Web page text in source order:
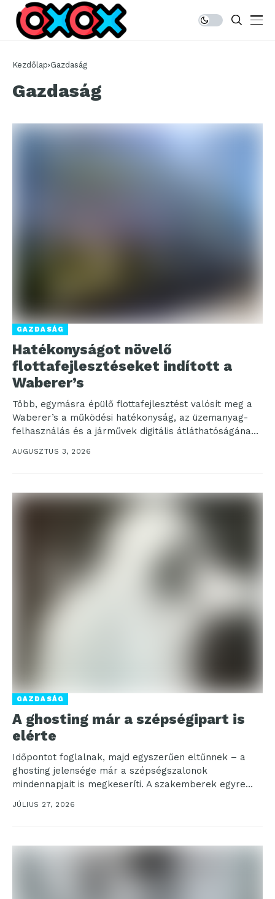
Kezdőlap Gazdaság
Gazdaság
GAZDASÁG
Hatékonyságot növelő
flottafejlesztéseket indított a
Waberer’s
Több, egymásra épülő flottafejlesztést valósít meg a
Waberer’s a működési hatékonyság, az üzemanyag-
felhasználás és a járművek digitális átláthatóságának
AUGUSZTUS 3, 2026
GAZDASÁG
A ghosting már a szépségipart is
elérte
Időpontot foglalnak, majd egyszerűen eltűnnek – a
ghosting jelensége már a szépségszalonok
mindennapjait is megkeseríti. A szakemberek egyre
tehetetlenebbül nézik, ahogy a vendégek...
JÚLIUS 27, 2026